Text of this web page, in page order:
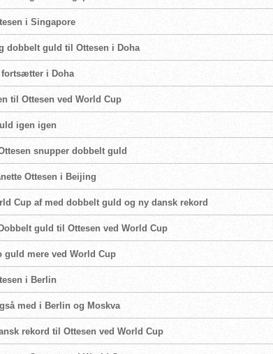
i Singapore
dobbelt guld til Ottesen i Doha
fortsætter i Doha
til Ottesen ved World Cup
igen igen
snupper dobbelt guld
Ottesen i Beijing
Cup af med dobbelt guld og ny dansk rekord
guld til Ottesen ved World Cup
guld mere ved World Cup
i Berlin
med i Berlin og Moskva
rekord til Ottesen ved World Cup